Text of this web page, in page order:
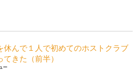
休んで１人で初めてのホストクラブ
てきた（前半）
ー